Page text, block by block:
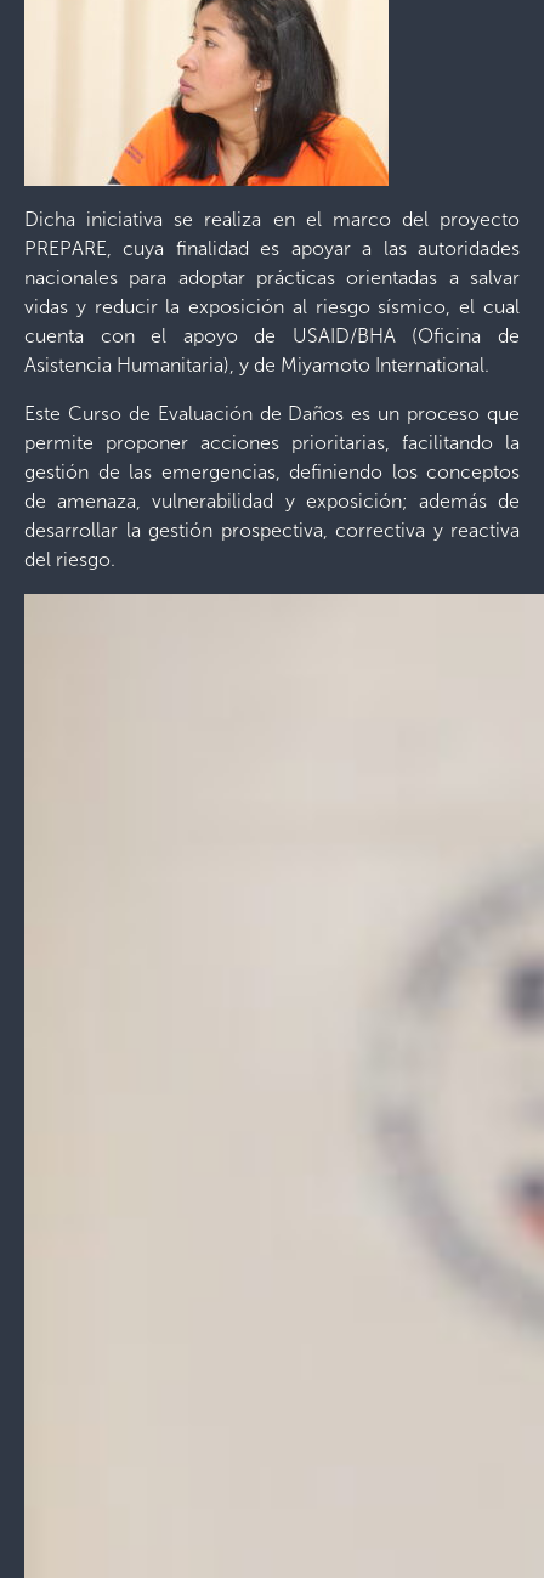
Dicha iniciativa se realiza en el marco del proyecto
PREPARE, cuya finalidad es apoyar a las autoridades
nacionales para adoptar prácticas orientadas a salvar
vidas y reducir la exposición al riesgo sísmico, el cual
cuenta con el apoyo de USAID/BHA (Oficina de
Asistencia Humanitaria), y de Miyamoto International.
Este Curso de Evaluación de Daños es un proceso que
permite proponer acciones prioritarias, facilitando la
gestión de las emergencias, definiendo los conceptos
de amenaza, vulnerabilidad y exposición; además de
desarrollar la gestión prospectiva, correctiva y reactiva
del riesgo.